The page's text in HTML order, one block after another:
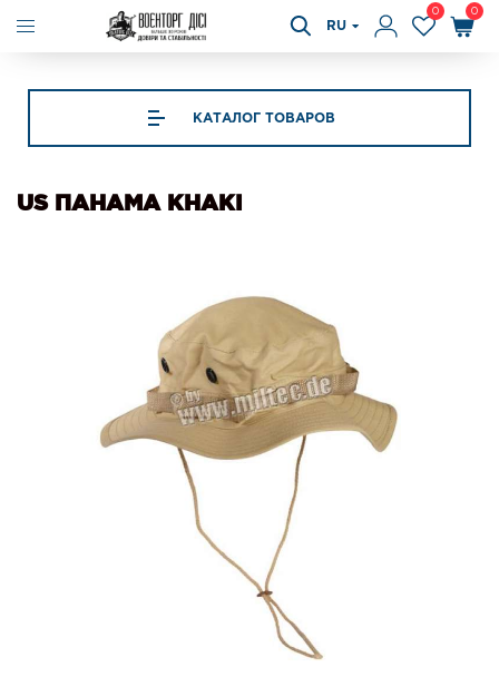
RU
0 0
КАТАЛОГ ТОВАРОВ
US ПАНАМА KHAKI